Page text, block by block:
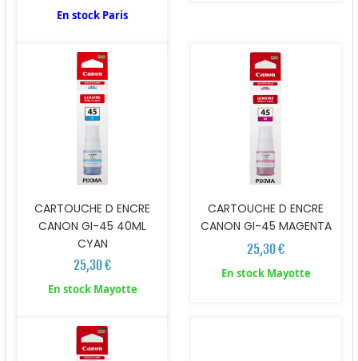
En stock Paris
CARTOUCHE D ENCRE
CANON GI-45 40ML
CYAN
25,30 €
En stock Mayotte
CARTOUCHE D ENCRE
CANON GI-45 MAGENTA
25,30 €
En stock Mayotte